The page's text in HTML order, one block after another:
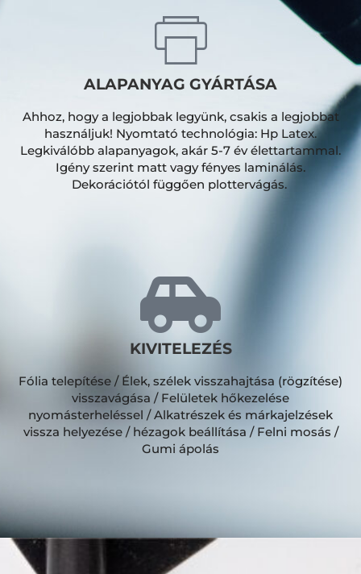
ALAPANYAG GYÁRTÁSA
Ahhoz, hogy a legjobbak legyünk, csakis a legjobbat
használjuk! Nyomtató technológia: Hp Latex.
Legkiválóbb alapanyagok, akár 5-7 év élettartammal.
Igény szerint matt vagy fényes laminálás.
Dekorációtól függően plottervágás.
KIVITELEZÉS
Fólia telepítése / Élek, szélek visszahajtása (rögzítése)
visszavágása / Felületek hőkezelése
nyomásterheléssel / Alkatrészek és márkajelzések
vissza helyezése / hézagok beállítása / Felni mosás /
Gumi ápolás